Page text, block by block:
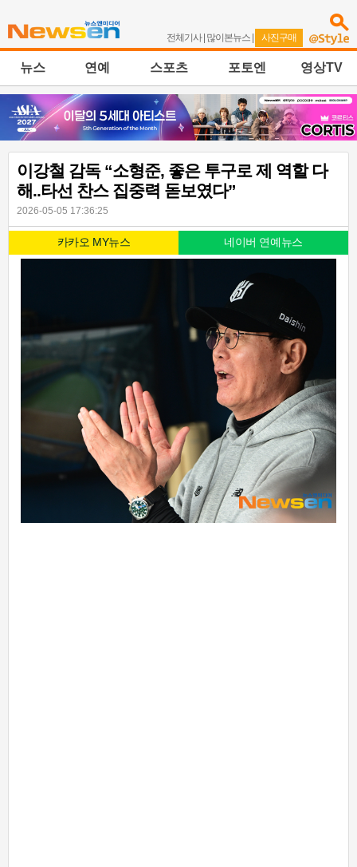
전체기사| 많이본뉴스 | 사진구매
뉴스 연예 스포츠 포토엔 영상TV
이강철 감독 “소형준, 좋은 투구로 제 역할 다
해..타선 찬스 집중력 돋보였다”
2026-05-05 17:36:25
카카오 MY뉴스 네이버 연예뉴스